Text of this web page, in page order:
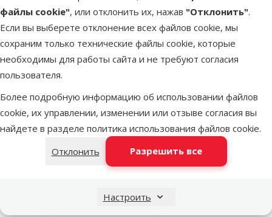
файлы cookie", или отклонить их, нажав "Отклонить".
Если вы выберете отклонение всех файлов cookie, мы
сохраним только технические файлы cookie, которые
необходимы для работы сайта и не требуют согласия
пользователя.
Более подробную информацию об использовании файлов
cookie, их управлении, изменении или отзыве согласия вы
найдете в разделе политика использования файлов cookie.
Отклонить
Разрешить все
Настроить
В корзину
Поводок-
рулетка – Flexi
Glam Splash
Leaf S 3 м,
Tape, White
Цена
59,98 €